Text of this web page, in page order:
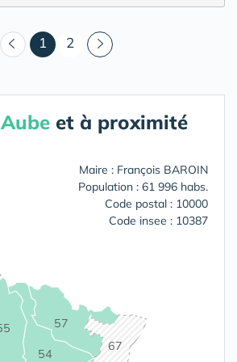
1 (courant)
2
Aube et à proximité
Maire : François BAROIN
Population : 61 996 habs.
Code postal : 10000
Code insee : 10387
54
57
67